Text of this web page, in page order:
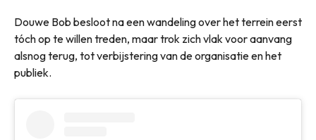
Douwe Bob besloot na een wandeling over het terrein eerst
tóch op te willen treden, maar trok zich vlak voor aanvang
alsnog terug, tot verbijstering van de organisatie en het
publiek.